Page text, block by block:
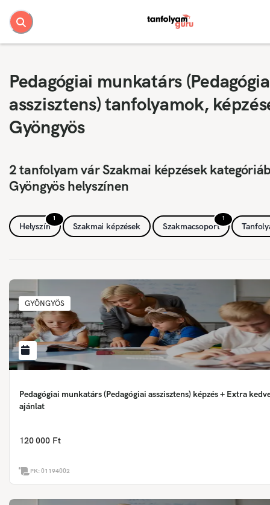
Pedagógiai munkatárs
asszisztens) tanfolyamok,
Gyöngyös
2 tanfolyam vár Szakmai képzések
Gyöngyös helyszínen
1
Helyszín Szakmai képzések
1
Szakmacsoport
GYÖNGYÖS
Pedagógiai munkatárs (Pedagógiai asszisztens) képzés + Extra
ajánlat
120 000 Ft
PK:01194002